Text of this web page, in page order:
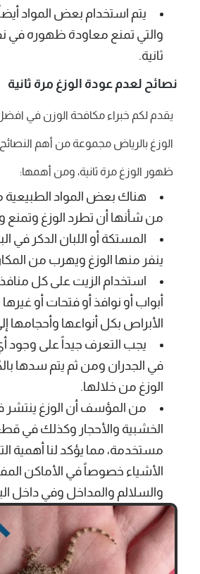
يتم استخدام بعض المواد
والتي تمنع معاودة ظهوره في
ثانية.
نصائح لعدم عودة الوزغ مرة ثانية
يقدم لكم خبراء مكافحة الوزن في
الوزغ بالرياض مجموعة من أهم
ظهور الوزغ مرة ثانية، ومن أهمها:
هناك بعض المواد الطبيعية
من شأنها أن تطرد الوزغ وتمنع
المستكة أو اللبان الدكر في
ينفر منها الوزغ ويهرب من
استخدام الزيت على كل
أبواب أو نوافذ أو فتحات أو
الأبراص بكل أنواعها وأحجامها
يجب التعرف جيداً على وجود
في الجدران ومن ثم يتم سدها
الوزغ من خلالها.
من المؤسف أن الوزغ ينتشر
الخشبية والأحجار وكذلك في قطع
مستخدمة، مما يؤكد لنا أهمية
الأشياء خصوصاً في الأماكن
والسلالم والمداخل وفي داخل